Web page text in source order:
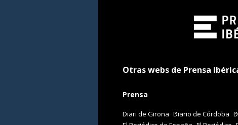
Otras webs de Prensa
Prensa
Diari de Girona Diario de Córdoba